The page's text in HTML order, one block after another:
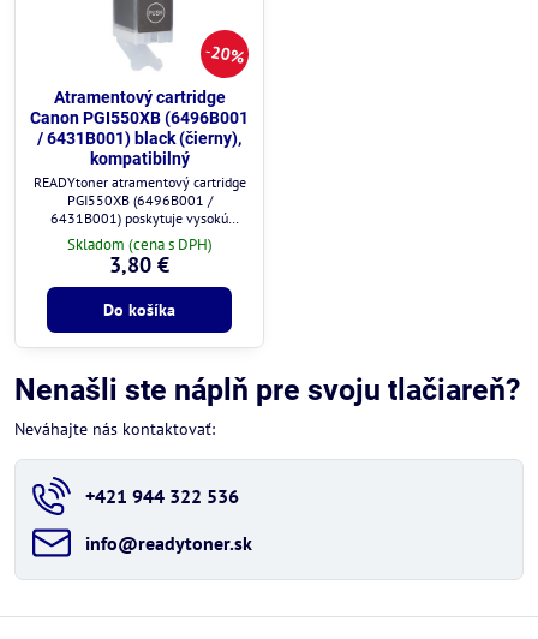
20%
Atramentový cartridge
Canon PGI550XB (6496B001
/ 6431B001) black (čierny),
kompatibilný
READYtoner atramentový cartridge
PGI550XB (6496B001 /
6431B001) poskytuje vysokú
kvalitu tlače a plnú kompatibilitu s
tlačiarňami Canon.
Skladom (cena s DPH)
3,80 €
Do košíka
Nenašli ste náplň pre svoju tlačiareň?
Neváhajte nás kontaktovať:
+421 944 322 536
info​@readytoner​.sk